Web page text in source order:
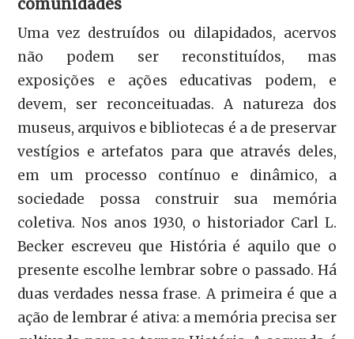
Uma vez destruídos ou dilapidados, acervos
não podem ser reconstituídos, mas
exposições e ações educativas podem, e
devem, ser reconceituadas. A natureza dos
museus, arquivos e bibliotecas é a de preservar
vestígios e artefatos para que através deles,
em um processo contínuo e dinâmico, a
sociedade possa construir sua memória
coletiva. Nos anos 1930, o historiador Carl L.
Becker escreveu que História é aquilo que o
presente escolhe lembrar sobre o passado. Há
duas verdades nessa frase. A primeira é que a
ação de lembrar é ativa: a memória precisa ser